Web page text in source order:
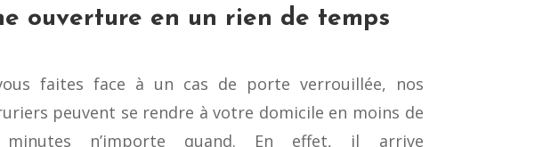
ouverture en un rien de temps
faites face à un cas de porte verrouillée, nos
peuvent se rendre à votre domicile en moins de
n’importe quand. En effet, il arrive